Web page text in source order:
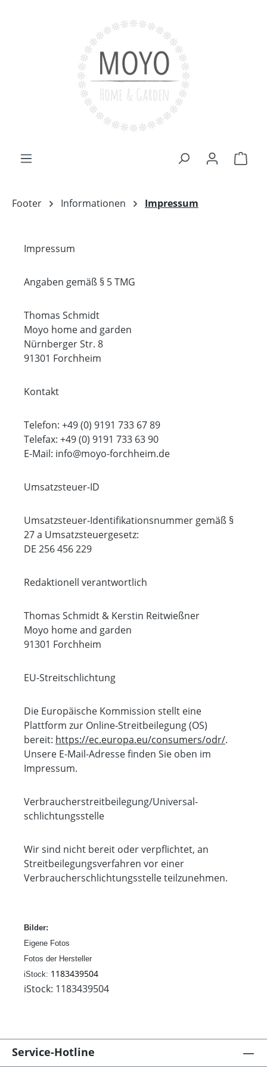
Footer Informationen Impressum
Impressum
Angaben gemäß § 5 TMG
Thomas Schmidt
Moyo home and garden
Nürnberger Str. 8
91301 Forchheim
Kontakt
Telefon: +49 (0) 9191 733 67 89
Telefax: +49 (0) 9191 733 63 90
E-Mail: info@moyo-forchheim.de
Umsatzsteuer-ID
Umsatzsteuer-Identifikationsnummer gemäß §
27 a Umsatzsteuergesetz:
DE 256 456 229
Redaktionell verantwortlich
Thomas Schmidt & Kerstin Reitwießner
Moyo home and garden
91301 Forchheim
EU-Streitschlichtung
Die Europäische Kommission stellt eine
Plattform zur Online-Streitbeilegung (OS)
bereit: https://ec.europa.eu/consumers/odr/.
Unsere E-Mail-Adresse finden Sie oben im
Impressum.
Verbraucher­streit­beilegung/Universal­
schlichtungs­stelle
Wir sind nicht bereit oder verpflichtet, an
Streitbeilegungsverfahren vor einer
Verbraucherschlichtungsstelle teilzunehmen.
Bilder:
Eigene Fotos
Fotos der Hersteller
iStock: 1183439504
iStock: 1183439504
Service-Hotline